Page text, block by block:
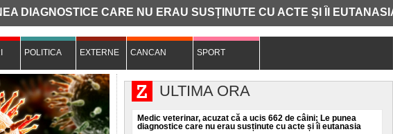
CARE NU ERAU SUSȚINUTE CU ACTE ȘI ÎI EUTANASIA UN
POLITICA EXTERNE CANCAN SPORT
ULTIMA ORA
Medic veterinar, acuzat că a ucis 662 de câini: Le punea
diagnostice care nu erau susținute cu acte și îi eutanasia